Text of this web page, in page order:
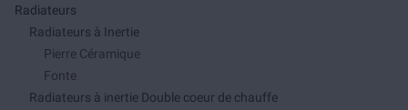
Radiateurs
Radiateurs à Inertie
Pierre Céramique
Fonte
Radiateurs à inertie Double coeur de chauffe